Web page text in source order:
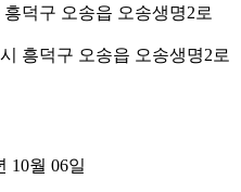
덕구 오송읍 오송생명2로
흥덕구 오송읍 오송생명2로
10월 06일